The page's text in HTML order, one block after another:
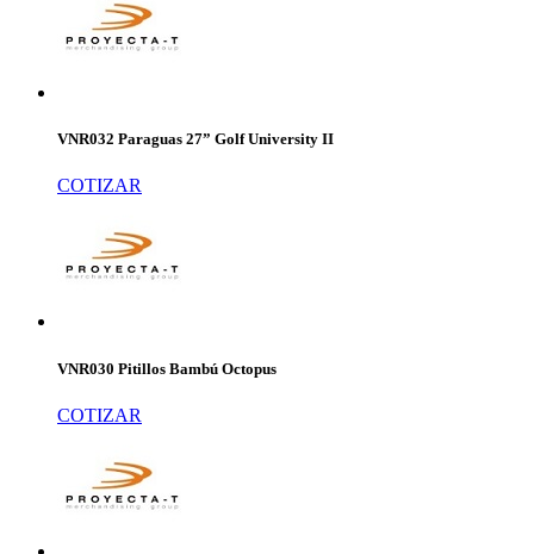
VNR032 Paraguas 27” Golf University II
COTIZAR
VNR030 Pitillos Bambú Octopus
COTIZAR